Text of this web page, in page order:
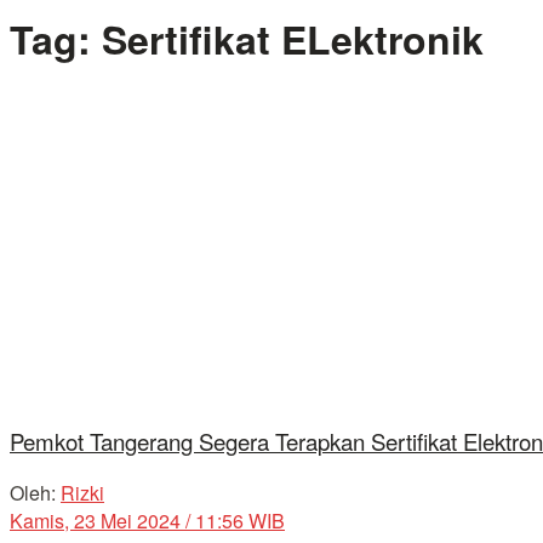
Tag: Sertifikat ELektronik
Pemkot Tangerang Segera Terapkan Sertifikat
Oleh: Rizki
Kamis, 23 Mei 2024 / 11:56 WIB